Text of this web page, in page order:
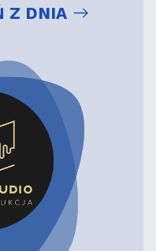
Z DNIA